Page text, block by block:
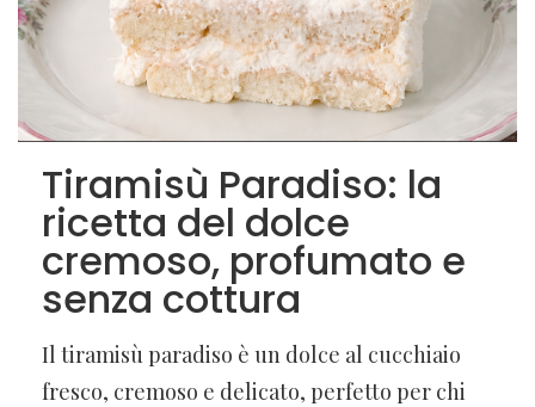
Tiramisù Paradiso: la
ricetta del dolce
cremoso, profumato e
senza cottura
Il tiramisù paradiso è un dolce al cucchiaio
fresco, cremoso e delicato, perfetto per chi